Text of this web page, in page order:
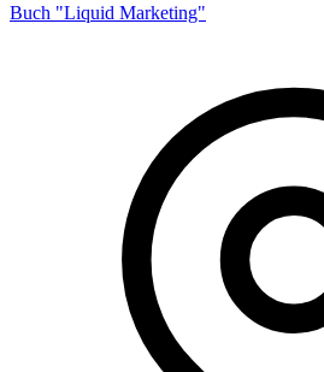
Buch "Liquid Marketing"